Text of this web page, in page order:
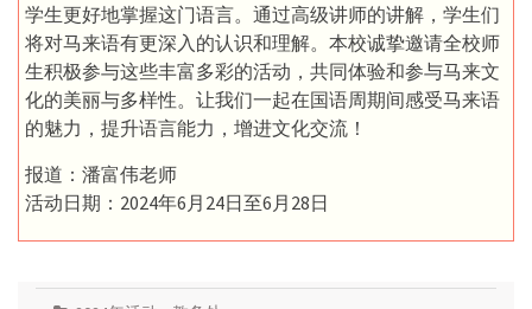
学生更好地掌握这门语言。通过高级讲师的讲解，学生们
将对马来语有更深入的认识和理解。本校诚挚邀请全校师
生积极参与这些丰富多彩的活动，共同体验和参与马来文
化的美丽与多样性。让我们一起在国语周期间感受马来语
的魅力，提升语言能力，增进文化交流！
报道：潘富伟老师
活动日期：2024年6月24日至6月28日